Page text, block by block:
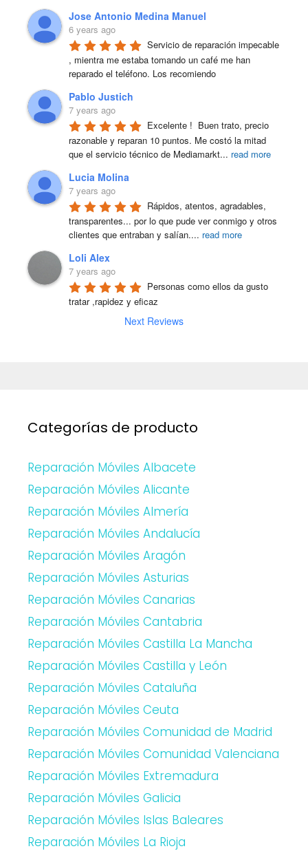
Jose Antonio Medina Manuel
6 years ago
Servicio de reparación impecable
, mientra me estaba tomando un café me han
reparado el teléfono. Los recomiendo
Pablo Justich
7 years ago
Excelente !  Buen trato, precio
razonable y reparan 10 puntos. Me costó la mitad
que el servicio técnico de Mediamarkt... read more
Lucia Molina
7 years ago
Rápidos, atentos, agradables,
transparentes... por lo que pude ver conmigo y otros
clientes que entraban y salían.... read more
Loli Alex
7 years ago
Personas como ellos da gusto
tratar ,rapidez y eficaz
Next Reviews
Categorías de producto
Reparación Móviles Albacete
Reparación Móviles Alicante
Reparación Móviles Almería
Reparación Móviles Andalucía
Reparación Móviles Aragón
Reparación Móviles Asturias
Reparación Móviles Canarias
Reparación Móviles Cantabria
Reparación Móviles Castilla La Mancha
Reparación Móviles Castilla y León
Reparación Móviles Cataluña
Reparación Móviles Ceuta
Reparación Móviles Comunidad de Madrid
Reparación Móviles Comunidad Valenciana
Reparación Móviles Extremadura
Reparación Móviles Galicia
Reparación Móviles Islas Baleares
Reparación Móviles La Rioja